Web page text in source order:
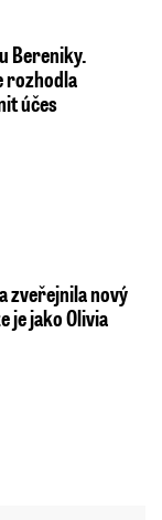
Bereniky.
rozhodla
účes
zveřejnila nový
je jako Olivia